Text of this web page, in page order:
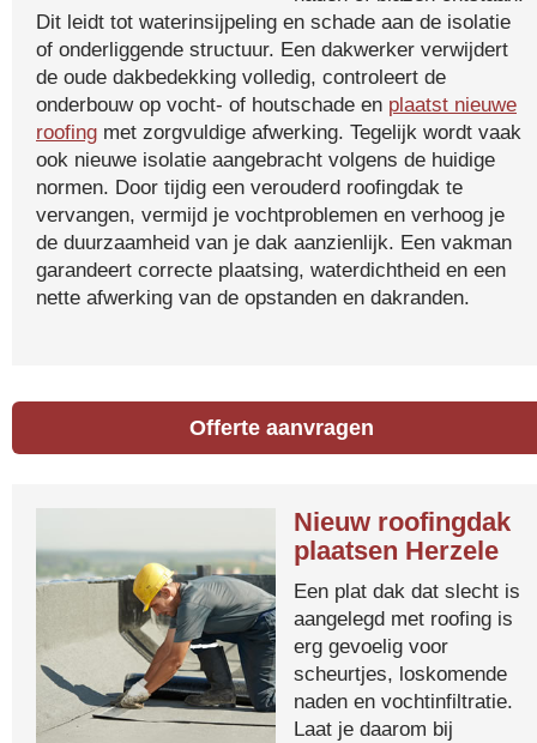
Dit leidt tot waterinsijpeling en schade aan de isolatie
of onderliggende structuur. Een dakwerker verwijdert
de oude dakbedekking volledig, controleert de
onderbouw op vocht- of houtschade en plaatst nieuwe
roofing met zorgvuldige afwerking. Tegelijk wordt vaak
ook nieuwe isolatie aangebracht volgens de huidige
normen. Door tijdig een verouderd roofingdak te
vervangen, vermijd je vochtproblemen en verhoog je
de duurzaamheid van je dak aanzienlijk. Een vakman
garandeert correcte plaatsing, waterdichtheid en een
nette afwerking van de opstanden en dakranden.
Offerte aanvragen
Nieuw roofingdak
plaatsen Herzele
Een plat dak dat slecht is
aangelegd met roofing is
erg gevoelig voor
scheurtjes, loskomende
naden en vochtinfiltratie.
Laat je daarom bij